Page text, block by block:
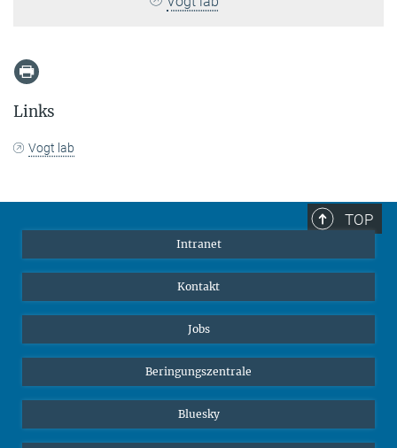
Links
Vogt lab
TOP
Intranet
Kontakt
Jobs
Beringungszentrale
Bluesky